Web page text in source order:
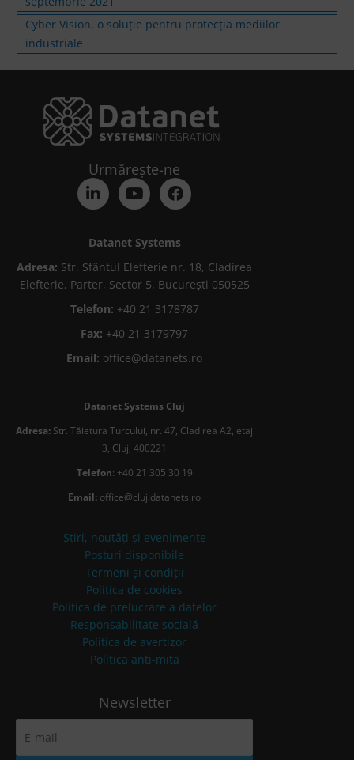
Cyber Vision, o soluție pentru protecția mediilor
industriale
Urmărește-ne
Datanet Systems
Adresa: Str. Sfântul Elefterie nr. 18, Cladirea
Elefterie, Parter, Sector 5, București 050525
Telefon: +40 21 3178787
Fax: +40 21 3179797
Email: office@datanets.ro
Datanet Systems Cluj
Adresa: Str. Tăietura Turcului, nr. 47, Cladirea A2, etaj
3, Cluj, 400221
Telefon: +40 21 305 30 19
Email: office@cluj.datanets.ro
Știri, noutăți și evenimente
Posturi disponibile
Termeni și condiții
Politica de cookies
Politica de prelucrare a datelor
Responsabilitate socială
Politica de avertizor
Politica anti-mita
Newsletter